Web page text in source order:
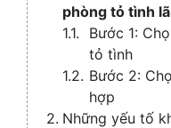
phòng tỏ tình
Bước 1:
tỏ tình
Bước 2:
hợp
Những yếu tố